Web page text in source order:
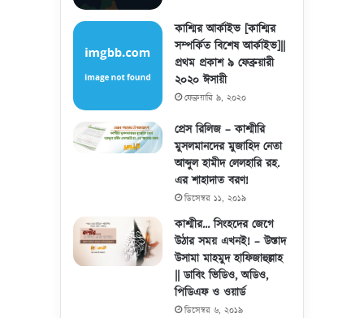
কাশ্মির আর্কাইভ [কাশ্মির
সম্পর্কিত বিশেষ আর্কাইভ]||
প্রথম প্রকাশ ৯ ফেব্রুয়ারী
২০২০ ঈসায়ী
ফেব্রুয়ারি ৯, ২০২০
প্রেস রিলিজ – কাশ্মীরি
মুসলমানদের মুজাহিদ নেতা
আব্দুল হামীদ লেলহারি রহ.
এর শাহাদাত বরণ!
ডিসেম্বর ১১, ২০১৯
কাশ্মীর… সিংহদের জেগে
উঠার সময় এখনই! – উস্তাদ
উসামা মাহমুদ হাফিজাহুল্লাহ
|| ডাবিং ভিডিও, অডিও,
পিডিএফ ও ওয়ার্ড
ডিসেম্বর ৬, ২০১৯